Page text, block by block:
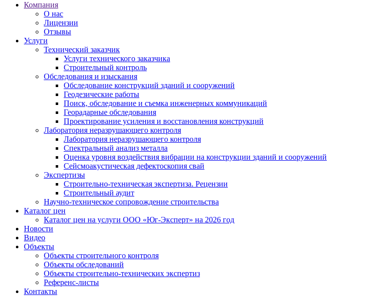
Компания
О нас
Лицензии
Отзывы
Услуги
Технический заказчик
Услуги технического заказчика
Строительный контроль
Обследования и изыскания
Обследование конструкций зданий и сооружений
Геодезические работы
Поиск, обследование и съемка инженерных коммуникаций
Георадарные обследования
Проектирование усиления и восстановления конструкций
Лаборатория неразрушающего контроля
Лаборатория неразрушающего контроля
Спектральный анализ металла
Оценка уровня воздействия вибрации на конструкции зданий и сооружений
Сейсмоакустическая дефектоскопия свай
Экспертизы
Строительно-техническая экспертиза. Рецензии
Строительный аудит
Научно-техническое сопровождение строительства
Каталог цен
Каталог цен на услуги ООО «Юг-Эксперт» на 2026 год
Новости
Видео
Объекты
Объекты строительного контроля
Объекты обследований
Объекты строительно-технических экспертиз
Референс-листы
Контакты